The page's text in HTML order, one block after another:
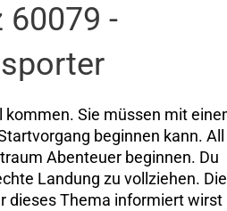
60079 -
Sie müssen mit
beginnen kann. All
Abenteuer beginnen. Du
Landung zu vollziehen.
dieses Thema informiert wirst